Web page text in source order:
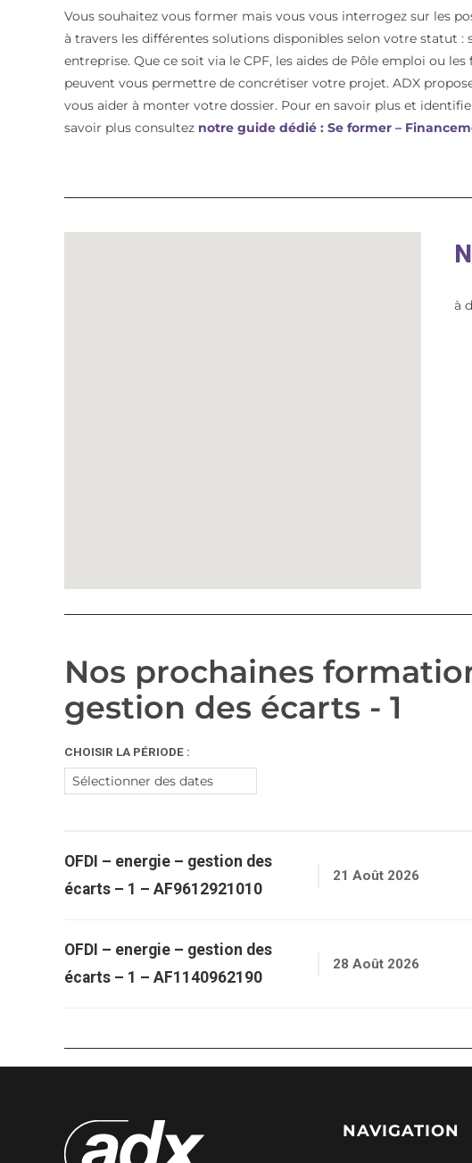
Vous souhaitez vous former mais vous vous interrogez sur les
à travers les différentes solutions disponibles selon votre statut :
entreprise. Que ce soit via le CPF, les aides de Pôle emploi ou
peuvent vous permettre de concrétiser votre projet. ADX
vous aider à monter votre dossier. Pour en savoir plus et
savoir plus consulteznotre guide dédié : Se former –
à
Nos prochaines
gestion des écarts - 1
CHOISIR LA PÉRIODE :
OFDI – energie – gestion des
écarts – 1 – AF9612921010
21 Août 2026
OFDI – energie – gestion des
écarts – 1 – AF1140962190
28 Août 2026
NAVIGATION